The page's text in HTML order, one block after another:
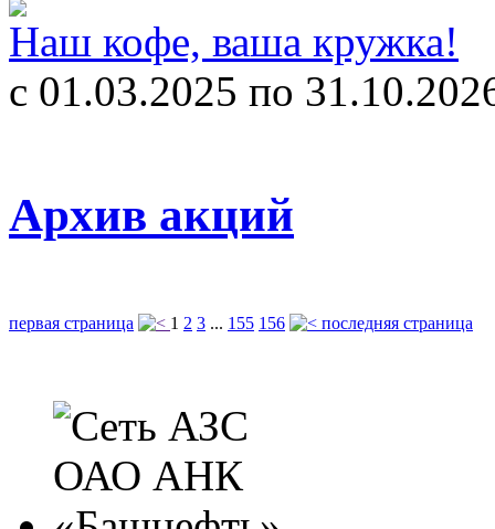
Наш кофе, ваша кружка!
c 01.03.2025 по
Архив акций
первая страница 1 2 3 ... 155 156 последняя страница